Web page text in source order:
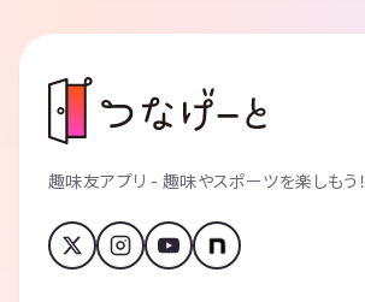
趣味友アプリ - 趣味やスポーツを楽しもう！